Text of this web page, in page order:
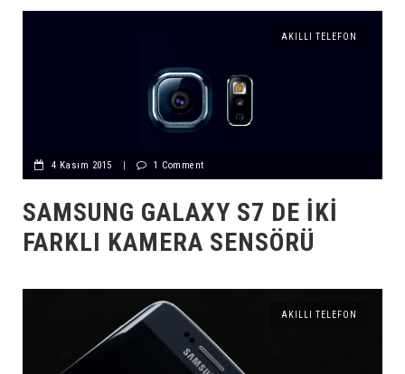
AKILLI TELEFON
4 Kasım 2015 1 Comment
SAMSUNG GALAXY S7 DE İKI
FARKLI KAMERA SENSÖRÜ
AKILLI TELEFON